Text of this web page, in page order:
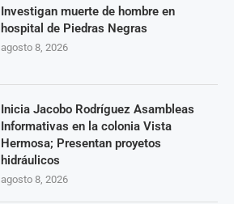
Investigan muerte de hombre en
hospital de Piedras Negras
agosto 8, 2026
Inicia Jacobo Rodríguez Asambleas
Informativas en la colonia Vista
Hermosa; Presentan proyetos
hidráulicos
agosto 8, 2026